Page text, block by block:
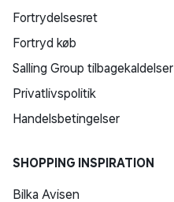
Fortrydelsesret
Fortryd køb
Salling Group tilbagekaldelser
Privatlivspolitik
Handelsbetingelser
SHOPPING INSPIRATION
Bilka Avisen